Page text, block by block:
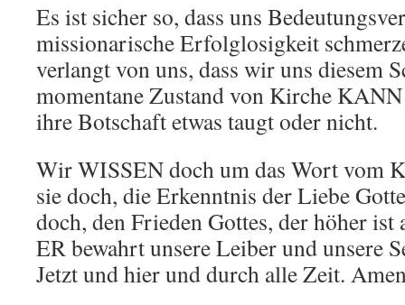
Es ist sicher so, dass uns
missionarische Erfolglosigkeit
verlangt von uns, dass wir uns diesem
momentane Zustand von Kirche
ihre Botschaft etwas taugt oder nicht.
Wir WISSEN doch um das Wort vom
sie doch, die Erkenntnis der Liebe
doch, den Frieden Gottes, der höher
ER bewahrt unsere Leiber und unsere
Jetzt und hier und durch alle Zeit.